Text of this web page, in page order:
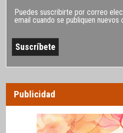
Puedes suscribirte por correo
email cuando se publiquen nuevos
Publicidad